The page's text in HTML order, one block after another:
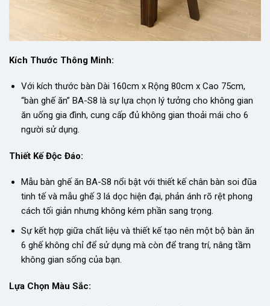
Kích Thước Thông Minh:
Với kích thước bàn Dài 160cm x Rộng 80cm x Cao 75cm,
“bàn ghế ăn” BA-S8 là sự lựa chọn lý tưởng cho không gian
ăn uống gia đình, cung cấp đủ không gian thoải mái cho 6
người sử dụng.
Thiết Kế Độc Đáo:
Mẫu bàn ghế ăn BA-S8 nổi bật với thiết kế chân bàn soi đũa
tinh tế và mẫu ghế 3 lá dọc hiện đại, phản ánh rõ rệt phong
cách tối giản nhưng không kém phần sang trọng.
Sự kết hợp giữa chất liệu và thiết kế tạo nên một bộ bàn ăn
6 ghế không chỉ để sử dụng mà còn để trang trí, nâng tầm
không gian sống của bạn.
Lựa Chọn Màu Sắc: